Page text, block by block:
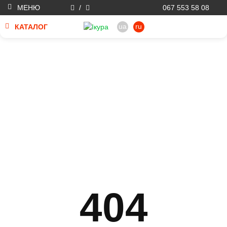
МЕНЮ / 067 553 58 08
ua ru
КАТАЛОГ
404